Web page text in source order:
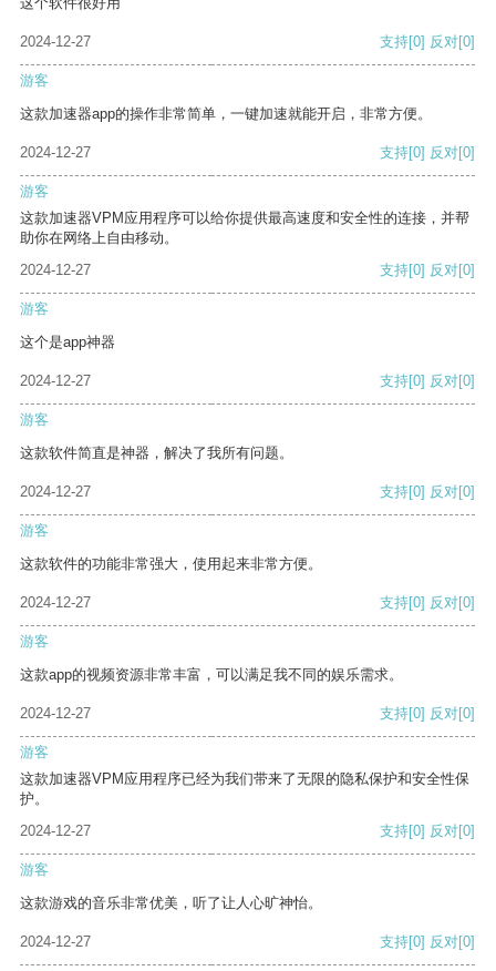
2024-12-27 支持[0] 反对[0]
游客
这款加速器app的操作非常简单，一键加速就能开启，非常方便。
2024-12-27 支持[0] 反对[0]
游客
这款加速器VPM应用程序可以给你提供最高速度和安全性的连接，并帮
助你在网络上自由移动。
2024-12-27
支持[0] 反对[0]
游客
这个是app神器
2024-12-27 支持[0] 反对[0]
游客
这款软件简直是神器，解决了我所有问题。
2024-12-27 支持[0] 反对[0]
游客
这款软件的功能非常强大，使用起来非常方便。
2024-12-27 支持[0] 反对[0]
游客
这款app的视频资源非常丰富，可以满足我不同的娱乐需求。
2024-12-27 支持[0] 反对[0]
游客
这款加速器VPM应用程序已经为我们带来了无限的隐私保护和安全性保
护。
2024-12-27
支持[0] 反对[0]
游客
这款游戏的音乐非常优美，听了让人心旷神怡。
2024-12-27 支持[0] 反对[0]